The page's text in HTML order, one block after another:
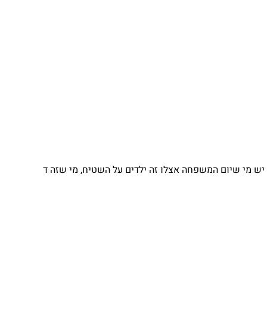
מי שיום המשפחה אצלו זה ילדים על השטיח, מי שזה ד